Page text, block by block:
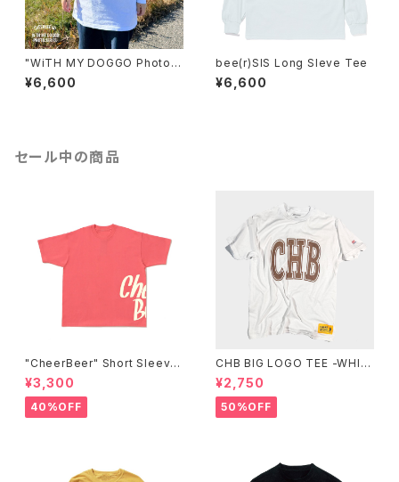
"WiTH MY DOGGO Photo"
Long Sleve Tee
¥6,600
bee(r)SIS Long Sleve Tee
¥6,600
セール中の商品
"CheerBeer" Short Sleeve
Tee
¥3,300
40%OFF
CHB BIG LOGO TEE -WHIT
E-
¥2,750
50%OFF